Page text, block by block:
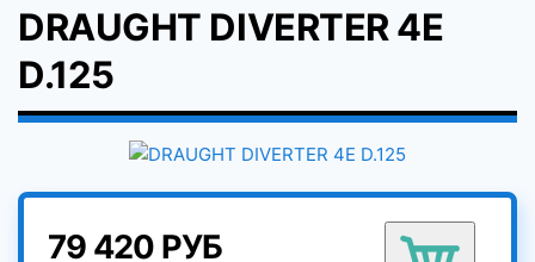
DRAUGHT DIVERTER 4E
D.125
79 420 РУБ